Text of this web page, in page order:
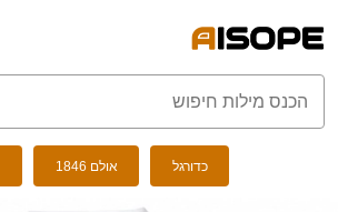
כדורגל אולם 1846